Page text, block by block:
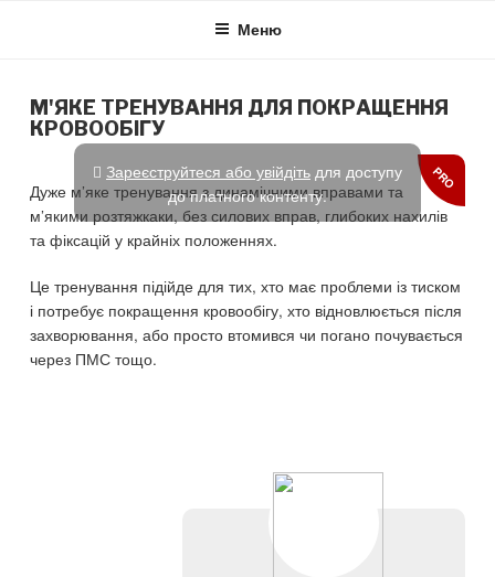
Меню
М'ЯКЕ ТРЕНУВАННЯ ДЛЯ ПОКРАЩЕННЯ
КРОВООБІГУ
PRO
Зареєструйтеся або увійдітьдля доступу
до платного контенту.
Дуже м’яке тренування з динамічними вправами та
м’якими розтяжкаки, без силових вправ, глибоких нахилів
та фіксацій у крайніх положеннях.
Це тренування підійде для тих, хто має проблеми із тиском
і потребує покращення кровообігу, хто відновлюється після
захворювання, або просто втомився чи погано почувається
через ПМС тощо.